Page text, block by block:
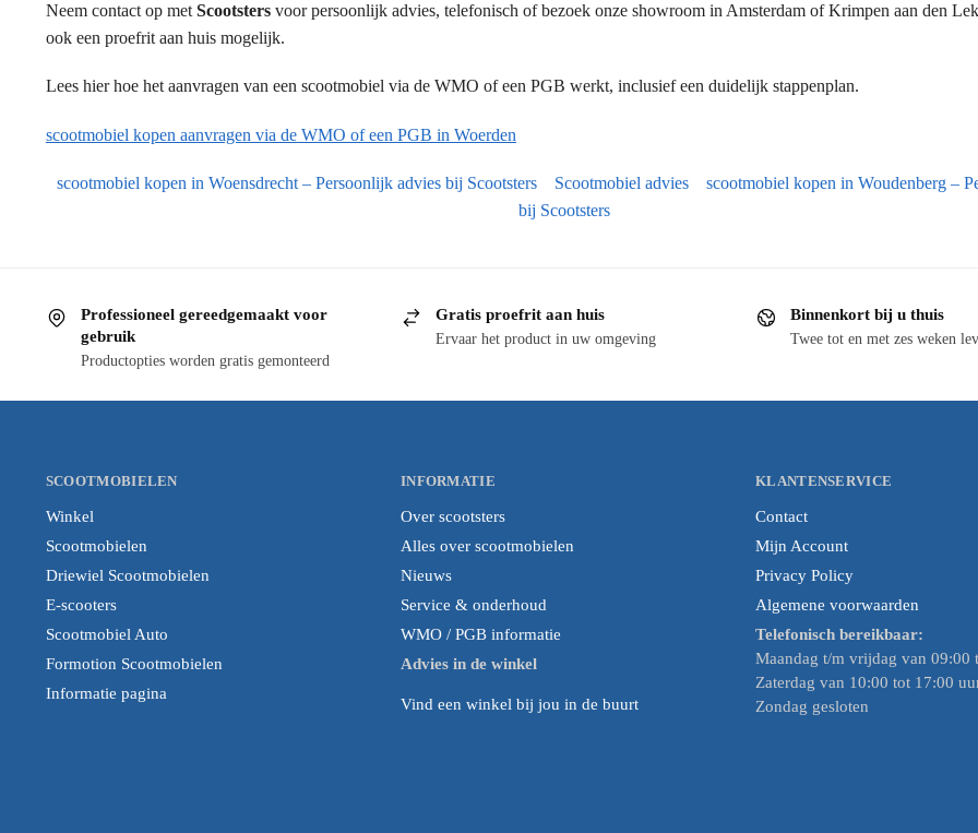
Neem contact op met Scootstersvoor persoonlijk advies, telefonisch of bezoek onze showroom in Amsterdam of Krimpen aan den
ook een proefrit aan huis mogelijk.
Lees hier hoe het aanvragen van een scootmobiel via de WMO of een PGB werkt, inclusief een duidelijk stappenplan.
scootmobiel kopen aanvragen via de WMO of een PGB in Woerden
scootmobiel kopen in Woensdrecht – Persoonlijk advies bij Scootsters Scootmobiel advies
scootmobiel kopen in Woudenberg –
bij Scootsters
Professioneel gereedgemaakt voor
gebruik
Productopties worden gratis gemonteerd
Gratis proefrit aan huis
Ervaar het product in uw omgeving
Binnenkort bij u thuis
Twee tot en met zes weken
SCOOTMOBIELEN
Winkel
Scootmobielen
Driewiel Scootmobielen
E-scooters
Scootmobiel Auto
Formotion Scootmobielen
Informatie pagina
INFORMATIE
Over scootsters
Alles over scootmobielen
Nieuws
Service & onderhoud
WMO / PGB informatie
Advies in de winkel
Vind een winkel bij jou in de buurt
KLANTENSERVICE
Contact
Mijn Account
Privacy Policy
Algemene voorwaarden
Telefonisch bereikbaar:
Maandag t/m vrijdag van 09:00
Zaterdag van 10:00 tot 17:00
Zondag gesloten